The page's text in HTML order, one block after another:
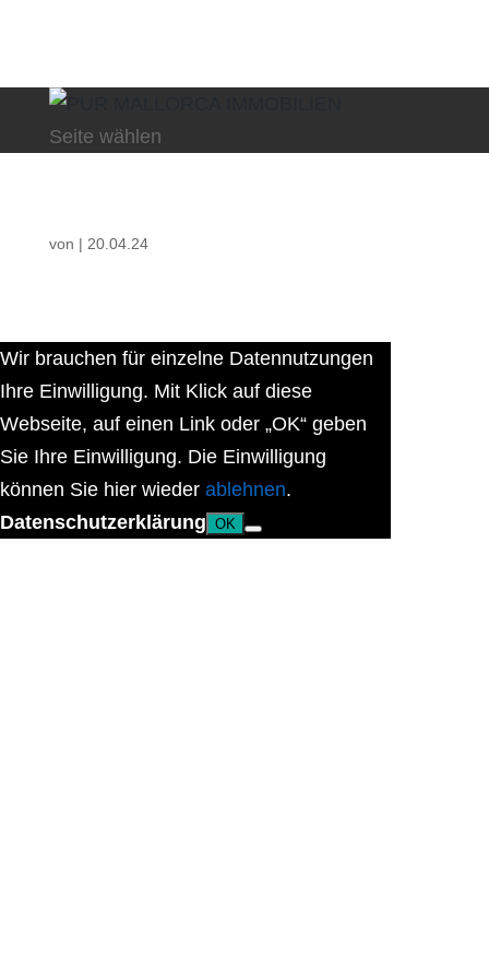
Seite wählen
von | 20.04.24
Wir brauchen für einzelne Datennutzungen
Ihre Einwilligung. Mit Klick auf diese
Webseite, auf einen Link oder „OK“ geben
Sie Ihre Einwilligung. Die Einwilligung
können Sie hier wieder ablehnen.
Datenschutzerklärung OK